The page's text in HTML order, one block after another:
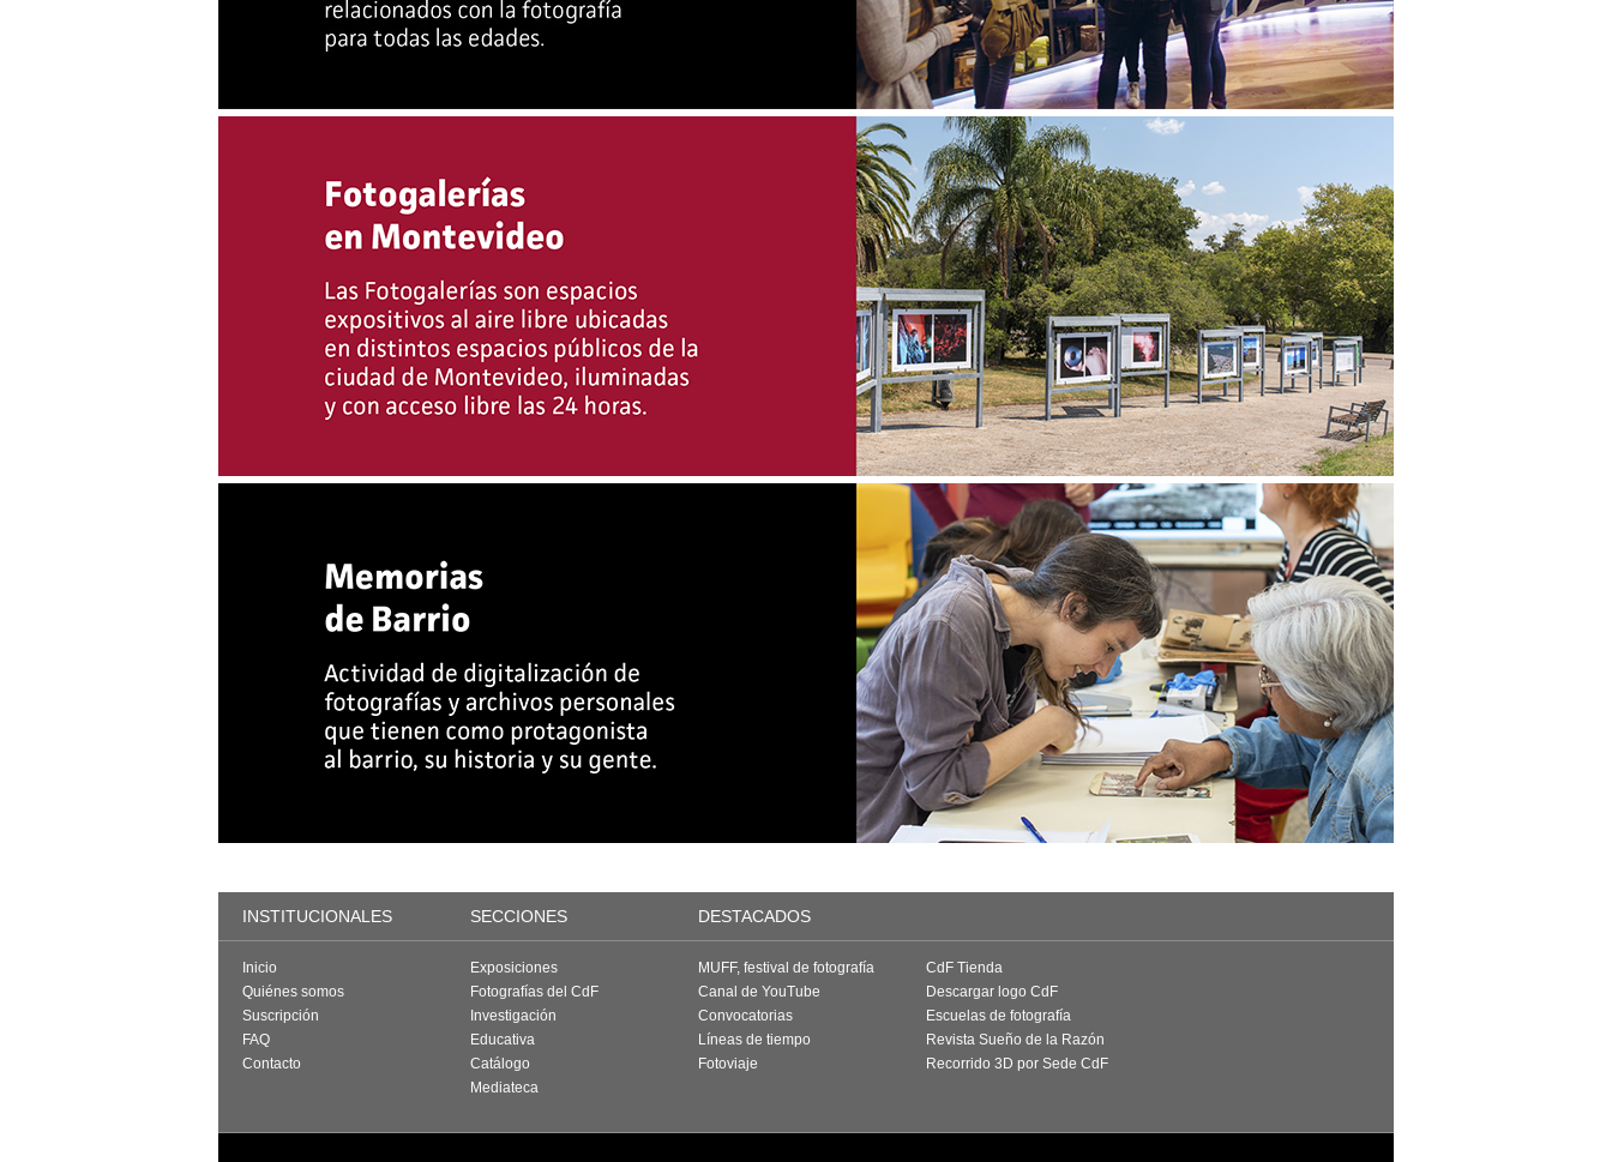
INSTITUCIONALES SECCIONES DESTACADOS
Inicio
Quiénes somos
Suscripción
FAQ
Contacto
Exposiciones
Fotografías del CdF
Investigación
Educativa
Catálogo
Mediateca
MUFF, festival de fotografía
Canal de YouTube
Convocatorias
Líneas de tiempo
Fotoviaje
CdF Tienda
Descargar logo CdF
Escuelas de fotografía
Revista Sueño de la Razón
Recorrido 3D por Sede CdF